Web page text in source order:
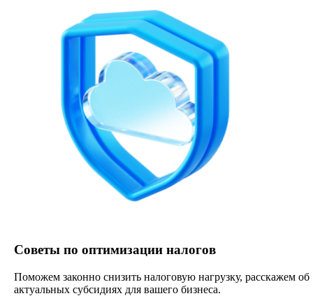
Советы по оптимизации налогов
Поможем законно снизить налоговую нагрузку, расскажем об
актуальных субсидиях для вашего бизнеса.